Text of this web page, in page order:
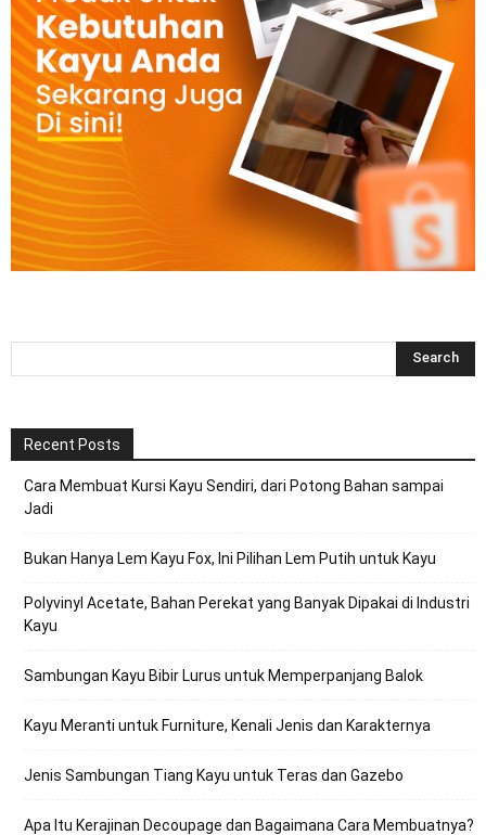
Recent Posts
Cara Membuat Kursi Kayu Sendiri, dari Potong Bahan sampai
Jadi
Bukan Hanya Lem Kayu Fox, Ini Pilihan Lem Putih untuk Kayu
Polyvinyl Acetate, Bahan Perekat yang Banyak Dipakai di Industri
Kayu
Sambungan Kayu Bibir Lurus untuk Memperpanjang Balok
Kayu Meranti untuk Furniture, Kenali Jenis dan Karakternya
Jenis Sambungan Tiang Kayu untuk Teras dan Gazebo
Apa Itu Kerajinan Decoupage dan Bagaimana Cara Membuatnya?